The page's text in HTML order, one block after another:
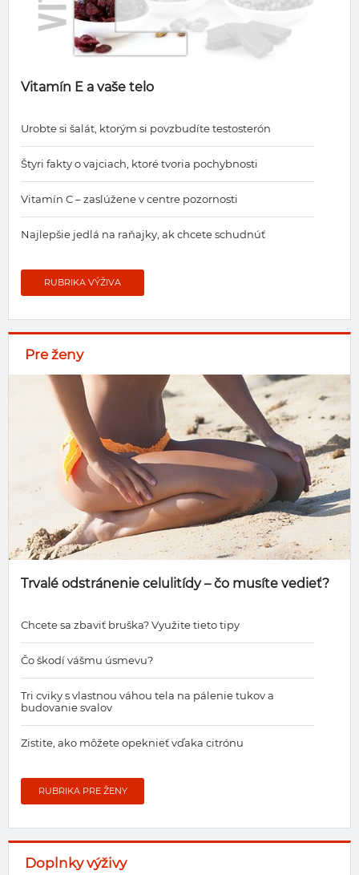
Vitamín E a vaše telo
Urobte si šalát, ktorým si povzbudíte testosterón
Štyri fakty o vajciach, ktoré tvoria pochybnosti
Vitamín C – zaslúžene v centre pozornosti
Najlepšie jedlá na raňajky, ak chcete schudnúť
RUBRIKA VÝŽIVA
Pre ženy
Trvalé odstránenie celulitídy – čo musíte vedieť?
Chcete sa zbaviť bruška? Využite tieto tipy
Čo škodí vášmu úsmevu?
Tri cviky s vlastnou váhou tela na pálenie tukov a
budovanie svalov
Zistite, ako môžete opeknieť vďaka citrónu
RUBRIKA PRE ŽENY
Doplnky výživy